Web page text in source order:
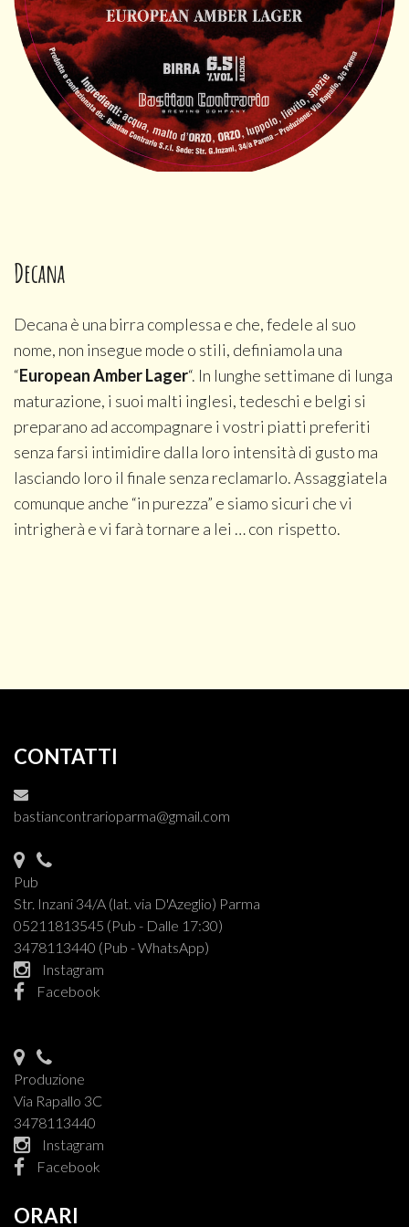
Decana
Decana è una birra complessa e che, fedele al suo
nome, non insegue mode o stili, definiamola una
“European Amber Lager“. In lunghe settimane di lunga
maturazione, i suoi malti inglesi, tedeschi e belgi si
preparano ad accompagnare i vostri piatti preferiti
senza farsi intimidire dalla loro intensità di gusto ma
lasciando loro il finale senza reclamarlo. Assaggiatela
comunque anche “in purezza” e siamo sicuri che vi
intrigherà e vi farà tornare a lei … con rispetto.
CONTATTI
bastiancontrarioparma@gmail.com
Pub
Str. Inzani 34/A (lat. via D'Azeglio) Parma
05211813545 (Pub - Dalle 17:30)
3478113440 (Pub - WhatsApp)
Instagram
Facebook
Produzione
Via Rapallo 3C
3478113440
Instagram
Facebook
ORARI